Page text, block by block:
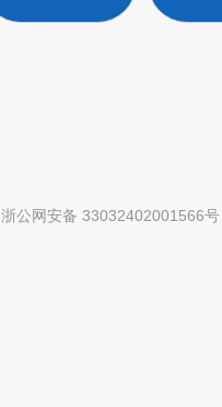
浙公网安备 33032402001566号